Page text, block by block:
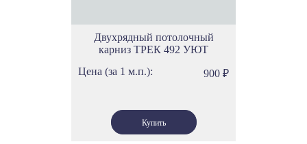
Двухрядный потолочный
карниз ТРЕК 492 УЮТ
Цена (за 1 м.п.):
900 ₽